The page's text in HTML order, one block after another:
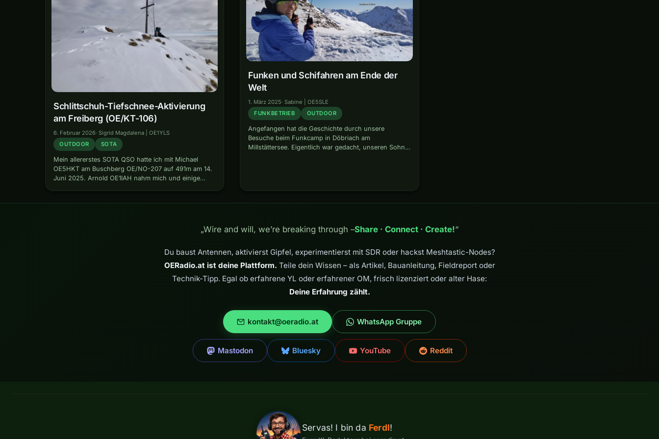
Schlittschuh-Tiefschnee-Aktivierung
am Freiberg (OE/KT-106)
6. Februar 2026· Sigrid Magdalena | OE1YLS
OUTDOOR
SOTA
Mein allererstes SOTA QSO hatte ich mit Michael
OE5HKT am Buschberg OE/NO-207 auf 491m am 14.
Juni 2025. Arnold OE1IAH nahm mich und einige
Funken und Schifahren am Ende der
Welt
1. März 2025·Sabine | OE5SLE
FUNKBETRIEB
OUTDOOR
Angefangen hat die Geschichte durch unsere
Besuche beim Funkcamp in Döbriach am
Millstättersee. Eigentlich war gedacht, unseren Sohn
„Wire and will, we’re breaking through –Share · Connect · Create!“
Du baust Antennen, aktivierst Gipfel, experimentierst mit SDR oder hackst Meshtastic-Nodes?
OERadio.at ist deine Plattform. Teile dein Wissen – als Artikel, Bauanleitung, Fieldreport oder
Technik-Tipp. Egal ob erfahrene YL oder erfahrener OM, frisch lizenziert oder alter Hase:
Deine Erfahrung zählt.
kontakt@oeradio.at WhatsApp Gruppe
Mastodon Bluesky YouTube Reddit
Servas! I bin da Ferdl!